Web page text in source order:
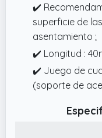
✔️
superficie de
asentamiento ;
✔️ Longitud :
✔️ Juego de
(soporte de